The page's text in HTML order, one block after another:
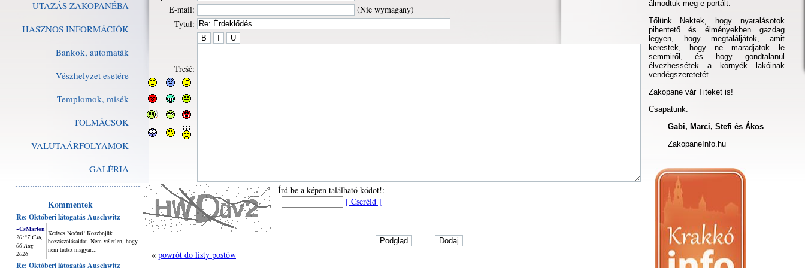
UTAZÁS ZAKOPANÉBA
HASZNOS INFORMÁCIÓK
Bankok, automaták
Vészhelyzet esetére
Templomok, misék
TOLMÁCSOK
VALUTAÁRFOLYAMOK
GALÉRIA
Kommentek
Re: Októberi látogatás Auschwitz
~CsMarton
20:37 Csü,
06 Aug
2026
Kedves Noémi! Köszönjük
hozzászólásaidat. Nem véletlen, hogy
nem tudsz magyar...
Re: Októberi látogatás Auschwitz
E-mail:
(Nie wymagany)
Tytuł:
Treść:
Írd be a képen található kódot!:
[ Cseréld ]
« powrót do listy postów
álmodtuk meg e portált.
Tőlünk Nektek, hogy nyaralásotok
pihentető és élményekben gazdag
legyen, hogy megtaláljátok, amit
kerestek, hogy ne maradjatok le
semmiről, és hogy gondtalanul
élvezhessétek a környék lakóinak
vendégszeretetét.
Zakopane vár Titeket is!
Csapatunk:
Gabi, Marci, Stefi és Ákos
ZakopaneInfo.hu